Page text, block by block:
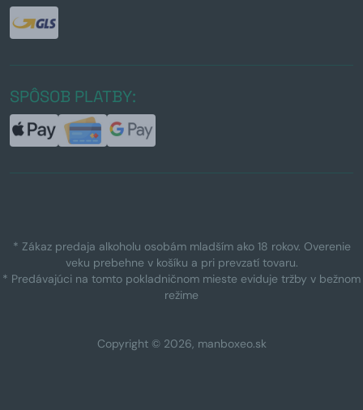
SPÔSOB PLATBY:
* Zákaz predaja alkoholu osobám mladším ako 18 rokov. Overenie
veku prebehne v košíku a pri prevzatí tovaru.
* Predávajúci na tomto pokladničnom mieste eviduje tržby v bežnom
režime
Copyright © 2026, manboxeo.sk